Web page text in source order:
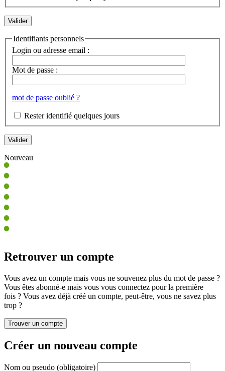
Identifiants personnels
Login ou adresse email :
Mot de passe :
mot de passe oublié ?
Rester identifié quelques jours
Nouveau
Retrouver un compte
Vous avez un compte mais vous ne souvenez plus du mot de passe ?
Vous êtes abonné-e mais vous vous connectez pour la première
fois ? Vous avez déjà créé un compte, peut-être, vous ne savez plus
trop ?
Créer un nouveau compte
Nom ou pseudo (obligatoire)